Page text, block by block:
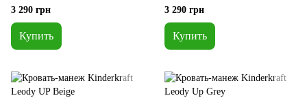
3 290 грн
Купить
3 290 грн
Купить